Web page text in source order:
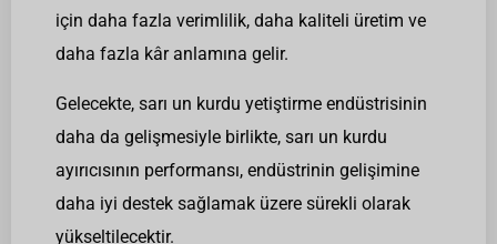
için daha fazla verimlilik, daha kaliteli üretim ve
daha fazla kâr anlamına gelir.
Gelecekte, sarı un kurdu yetiştirme endüstrisinin
daha da gelişmesiyle birlikte, sarı un kurdu
ayırıcısının performansı, endüstrinin gelişimine
daha iyi destek sağlamak üzere sürekli olarak
yükseltilecektir.